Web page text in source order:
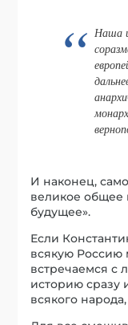
Наша
И наконец,
великое общее
будущее».
Если
всякую Россию
встречаемся с
историю сразу
всякого